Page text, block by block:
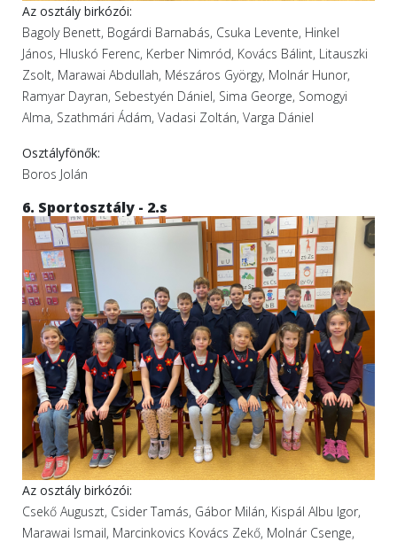
Az osztály birkózói:
Bagoly Benett, Bogárdi Barnabás, Csuka Levente, Hinkel
János, Hluskó Ferenc, Kerber Nimród, Kovács Bálint, Litauszki
Zsolt, Marawai Abdullah, Mészáros György, Molnár Hunor,
Ramyar Dayran, Sebestyén Dániel, Sima George, Somogyi
Alma, Szathmári Ádám, Vadasi Zoltán, Varga Dániel
Osztályfönők:
Boros Jolán
6. Sportosztály - 2.s
Az osztály birkózói:
Csekő Auguszt, Csider Tamás, Gábor Milán, Kispál Albu Igor,
Marawai Ismail, Marcinkovics Kovács Zekő, Molnár Csenge,